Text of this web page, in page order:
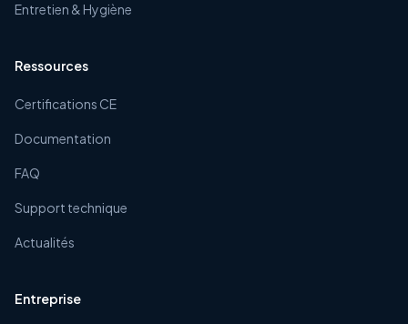
Entretien & Hygiène
Ressources
Certifications CE
Documentation
FAQ
Support technique
Actualités
Entreprise